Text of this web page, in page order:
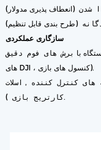
شدن(انعطاف پذیری مدولار)
(طرح بندی قابل تنظیم)
سازگاری عملکردی
با
های DJI ، کنسول های بازی).
های کنترل کننده ,
اسلات
کارتریج بازی).